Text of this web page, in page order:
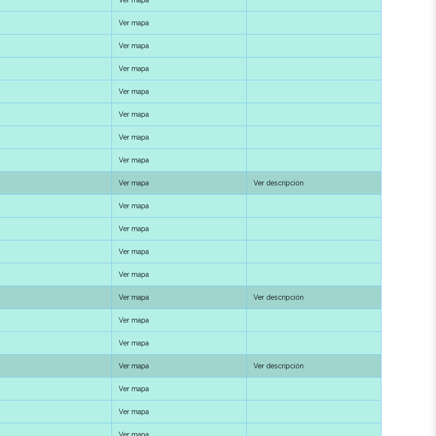
Ver mapa
Ver mapa
Ver mapa
Ver mapa
Ver mapa
Ver mapa
Ver mapa
Ver mapa Ver descripción
Ver mapa
Ver mapa
Ver mapa
Ver mapa
Ver mapa Ver descripción
Ver mapa
Ver mapa
Ver mapa Ver descripción
Ver mapa
Ver mapa
Ver mapa
Ver mapa
Ver mapa
Ver mapa
Ver mapa
Ver mapa
Ver mapa
Ver mapa
Ver mapa
Ver mapa
Ver mapa
Ver mapa
Ver mapa
Ver mapa
Ver mapa
Ver mapa
Ver mapa
Ver mapa